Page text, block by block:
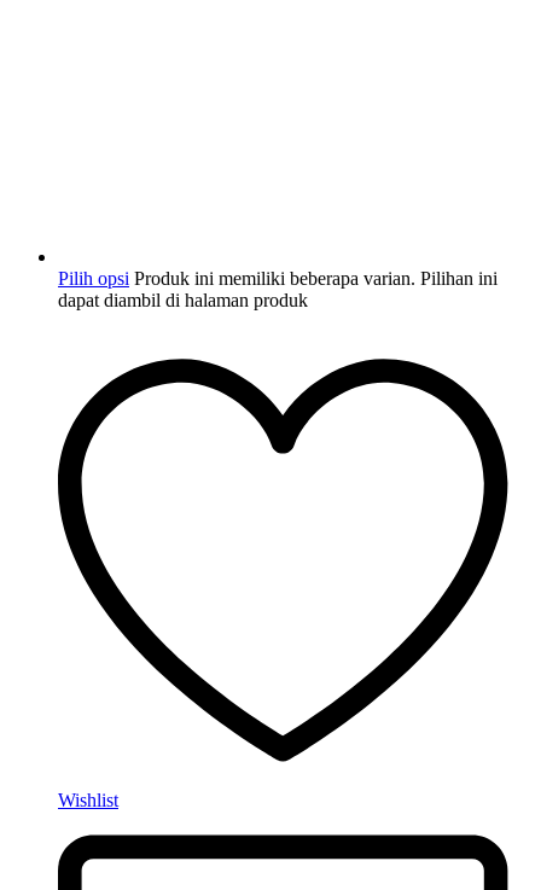
Pilih opsi Produk ini memiliki beberapa varian. Pilihan ini
dapat diambil di halaman produk
Wishlist